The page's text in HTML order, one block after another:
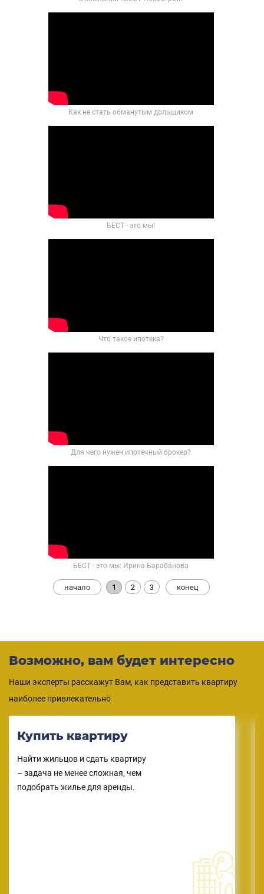
Как не стать обманутым дольщиком
БЕСТ - это мы!
Что такое ипотека?
Для чего нужен ипотечный брокер?
БЕСТ - это мы: Ирина Барабанова
начало 1 2 3 конец
Возможно, вам будет интересно
Наши эксперты расскажут Вам, как представить квартиру
наиболее привлекательно
Обменять
Найти жильцов и сдать квартиру
– задача не менее сложная, чем